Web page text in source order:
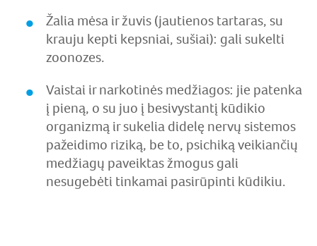
Žalia mėsa ir žuvis (jautienos tartaras, su
krauju kepti kepsniai, sušiai): gali sukelti
zoonozes.
Vaistai ir narkotinės medžiagos: jie patenka
į pieną, o su juo į besivystantį kūdikio
organizmą ir sukelia didelę nervų sistemos
pažeidimo riziką, be to, psichiką veikiančių
medžiagų paveiktas žmogus gali
nesugebėti tinkamai pasirūpinti kūdikiu.